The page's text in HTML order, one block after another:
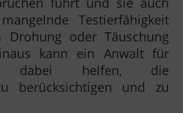
Testierfähigkeit
oder Täuschung
kann ein Anwalt für
dabei helfen, die
berücksichtigen und zu